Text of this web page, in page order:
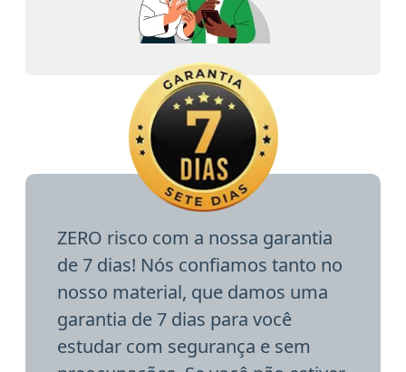
ZERO risco com a nossa garantia
de 7 dias! Nós confiamos tanto no
nosso material, que damos uma
garantia de 7 dias para você
estudar com segurança e sem